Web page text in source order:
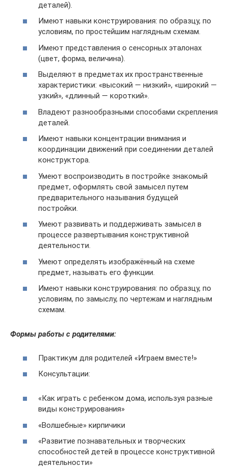
деталей).
Имеют навыки конструирования: по образцу, по
условиям, по простейшим наглядным схемам.
Имеют представления о сенсорных эталонах
(цвет, форма, величина).
Выделяют в предметах их пространственные
характеристики: «высокий — низкий», «широкий —
узкий», «длинный — короткий».
Владеют разнообразными способами скрепления
деталей.
Имеют навыки концентрации внимания и
координации движений при соединении деталей
конструктора.
Умеют воспроизводить в постройке знакомый
предмет, оформлять свой замысел путем
предварительного называния будущей
постройки.
Умеют развивать и поддерживать замысел в
процессе развертывания конструктивной
деятельности.
Умеют определять изображённый на схеме
предмет, называть его функции.
Имеют навыки конструирования: по образцу, по
условиям, по замыслу, по чертежам и наглядным
схемам.
Формы работы с родителями:
Практикум для родителей «Играем вместе!»
Консультации:
«Как играть с ребенком дома, используя разные
виды конструирования»
«Волшебные» кирпичики
«Развитие познавательных и творческих
способностей детей в процессе конструктивной
деятельности»